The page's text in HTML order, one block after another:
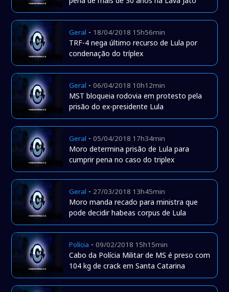
Geral - 18/04/2018 15h56min
TRF-4 nega último recurso de Lula por
condenação do tríplex
Geral -06/04/2018 10h12min
MST bloqueia rodovia em protesto pela
prisão do ex-presidente Lula
Geral -05/04/2018 17h34min
Moro determina prisão de Lula para
cumprir pena no caso do triplex
Geral - 27/03/2018 13h45min
Moro manda recado para ministra que
pode decidir habeas corpus de Lula
Polícia -09/02/2018 15h15min
Cabo da Polícia Militar de MS é preso com
104 kg de crack em Santa Catarina